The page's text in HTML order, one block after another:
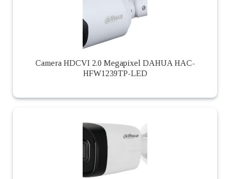
Camera HDCVI 2.0 Megapixel DAHUA HAC-
HFW1239TP-LED